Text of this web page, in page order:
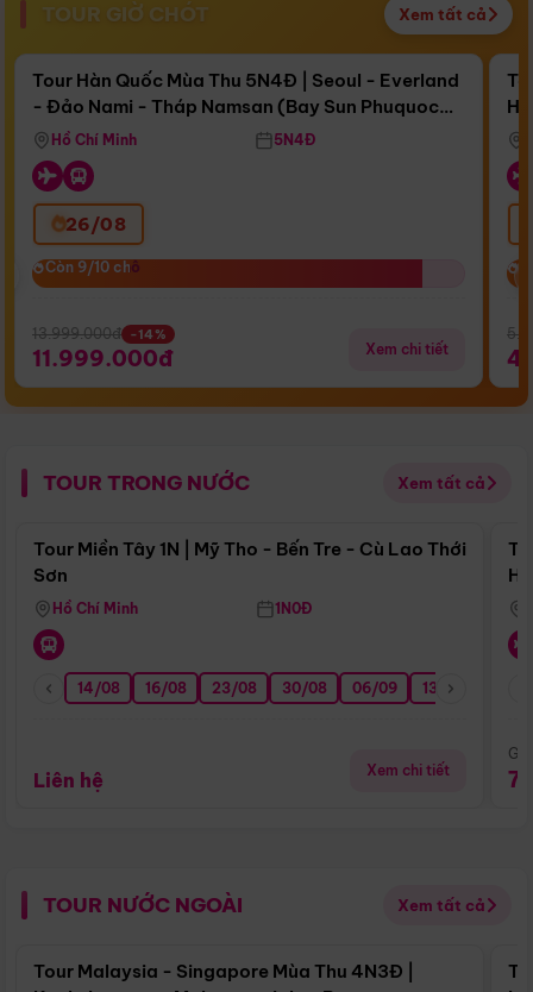
TOUR GIỜ CHÓT Xem tất cả
Còn17 ngày 16:51:58
Bay Sun Phuquoc Airways
Điểm nổi bật
Tour Hàn Quốc Mùa Thu 5N4Đ | Seoul - Everland
- Đảo Nami - Tháp Namsan (Bay Sun Phuquoc
Airways)
Hồ Chí Minh 5N4Đ
26/08
Còn 9/10 chỗ
Còn 9/10 chỗ
13.999.000đ -14%
11.999.000đ Xem chi tiết
TOUR TRONG NƯỚC Xem tất cả
Điểm nổi bật
Tour Miền Tây 1N | Mỹ Tho - Bến Tre - Cù Lao Thới
Sơn
Hồ Chí Minh 1N0Đ
14/08 16/08 23/08 30/08 06/09 13/09
Liên hệ Xem chi tiết
TOUR NƯỚC NGOÀI Xem tất cả
Điểm nổi bật
Tour Malaysia - Singapore Mùa Thu 4N3Đ |